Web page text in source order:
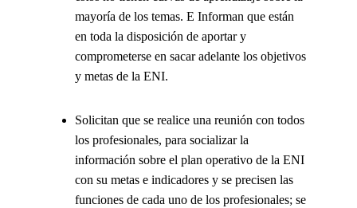
mayoría de los temas. E Informan que están
en toda la disposición de aportar y
comprometerse en sacar adelante los objetivos
y metas de la ENI.
Solicitan que se realice una reunión con todos
los profesionales, para socializar la
información sobre el plan operativo de la ENI
con su metas e indicadores y se precisen las
funciones de cada uno de los profesionales; se